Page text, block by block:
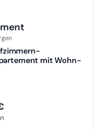
mit Wohn-